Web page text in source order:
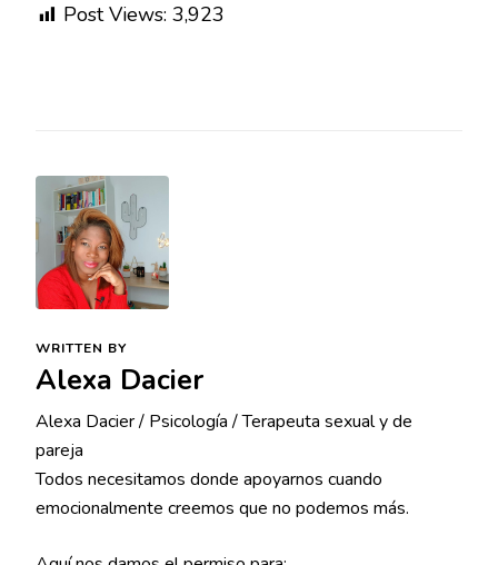
Post Views: 3,923
WRITTEN BY
Alexa Dacier
Alexa Dacier / Psicología / Terapeuta sexual y de
pareja
Todos necesitamos donde apoyarnos cuando
emocionalmente creemos que no podemos más.